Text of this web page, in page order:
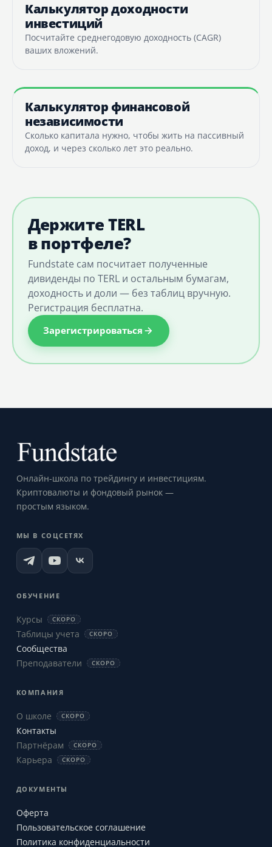
Калькулятор доходности
инвестиций
Посчитайте среднегодовую доходность (CAGR)
ваших вложений.
Калькулятор финансовой
независимости
Сколько капитала нужно, чтобы жить на пассивный
доход, и через сколько лет это реально.
Держите TERL
в портфеле?
Fundstate сам посчитает полученные
дивиденды по TERL и остальным бумагам,
доходность и доли — без таблиц вручную.
Регистрация бесплатна.
Зарегистрироваться
Онлайн-школа по трейдингу и инвестициям.
Криптовалюты и фондовый рынок —
простым языком.
МЫ В СОЦСЕТЯХ
ОБУЧЕНИЕ
Курсы СКОРО
Таблицы учета СКОРО
Сообщества
Преподаватели
СКОРО
КОМПАНИЯ
О школе СКОРО
Контакты
Партнёрам
СКОРО
Карьера СКОРО
ДОКУМЕНТЫ
Оферта
Пользовательское соглашение
Политика конфиденциальности